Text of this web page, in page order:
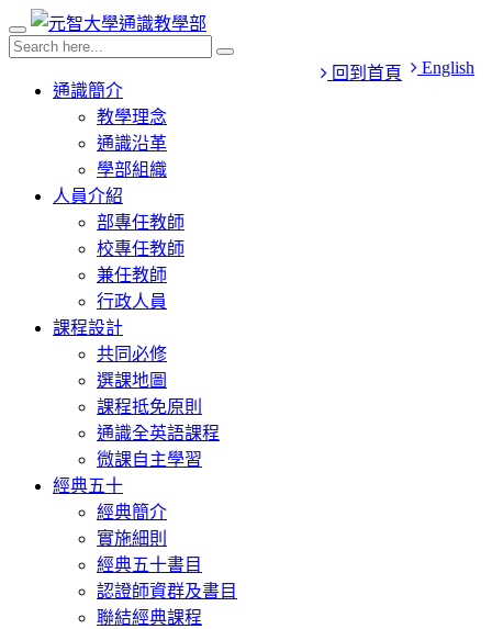
English
回到首頁
通識簡介
教學理念
通識沿革
學部組織
人員介紹
部專任教師
校專任教師
兼任教師
行政人員
課程設計
共同必修
選課地圖
課程抵免原則
通識全英語課程
微課自主學習
經典五十
經典簡介
實施細則
經典五十書目
認證師資群及書目
聯結經典課程